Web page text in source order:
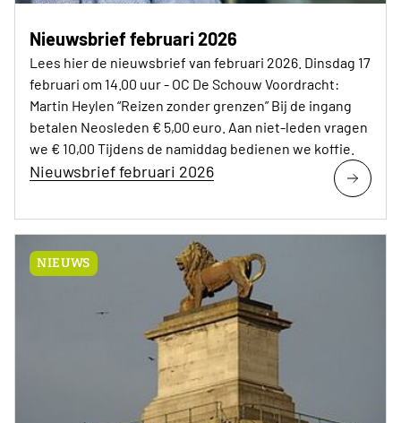
Nieuwsbrief februari 2026
Lees hier de nieuwsbrief van februari 2026. Dinsdag 17
februari om 14.00 uur - OC De Schouw Voordracht:
Martin Heylen “Reizen zonder grenzen” Bij de ingang
betalen Neosleden € 5,00 euro. Aan niet-leden vragen
we € 10,00 Tijdens de namiddag bedienen we koffie.
Nieuwsbrief februari 2026
NIEUWS